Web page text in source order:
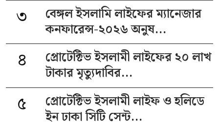
৩
বেঙ্গল ইসলামি লাইফের ম্যানেজার
কনফারেন্স-২০২৬ অনুষ...
৪
প্রোটেক্টিভ ইসলামী লাইফের ২০ লাখ
টাকার মৃত্যুদাবির...
৫
প্রোটেক্টিভ ইসলামী লাইফ ও হলিডে
ইন ঢাকা সিটি সেন্ট...